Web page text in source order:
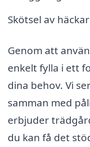
Skötsel av
Genom att
enkelt fylla i ett
dina behov. Vi
samman med
erbjuder
du kan få det